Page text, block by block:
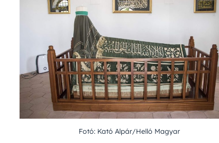
Fotó: Kató Alpár/Helló Magyar